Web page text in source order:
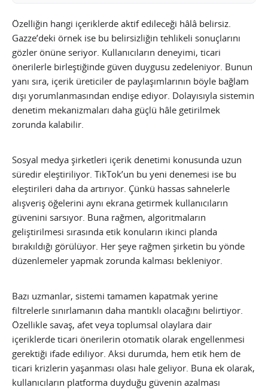
Özelliğin hangi içeriklerde aktif edileceği hâlâ belirsiz.
Gazze’deki örnek ise bu belirsizliğin tehlikeli sonuçlarını
gözler önüne seriyor. Kullanıcıların deneyimi, ticari
önerilerle birleştiğinde güven duygusu zedeleniyor. Bunun
yanı sıra, içerik üreticiler de paylaşımlarının böyle bağlam
dışı yorumlanmasından endişe ediyor. Dolayısıyla sistemin
denetim mekanizmaları daha güçlü hâle getirilmek
zorunda kalabilir.
Sosyal medya şirketleri içerik denetimi konusunda uzun
süredir eleştiriliyor. TikTok’un bu yeni denemesi ise bu
eleştirileri daha da artırıyor. Çünkü hassas sahnelerle
alışveriş öğelerini aynı ekrana getirmek kullanıcıların
güvenini sarsıyor. Buna rağmen, algoritmaların
geliştirilmesi sırasında etik konuların ikinci planda
bırakıldığı görülüyor. Her şeye rağmen şirketin bu yönde
düzenlemeler yapmak zorunda kalması bekleniyor.
Bazı uzmanlar, sistemi tamamen kapatmak yerine
filtrelerle sınırlamanın daha mantıklı olacağını belirtiyor.
Özellikle savaş, afet veya toplumsal olaylara dair
içeriklerde ticari önerilerin otomatik olarak engellenmesi
gerektiği ifade ediliyor. Aksi durumda, hem etik hem de
ticari krizlerin yaşanması olası hale geliyor. Buna ek olarak,
kullanıcıların platforma duyduğu güvenin azalması